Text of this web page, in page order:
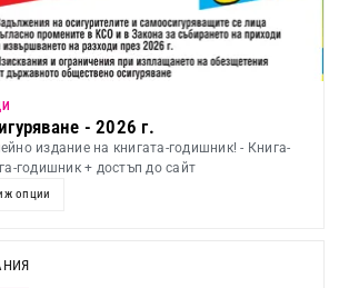
- 2026 г.
издание на книгата-годишник! - Книга-
годишник + достъп до сайт
опции